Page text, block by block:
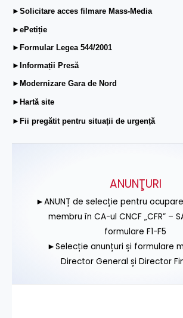
►Solicitare acces filmare Mass-Media
►ePetiție
►Formular Legea 544/2001
►Informații Presă
►Modernizare Gara de Nord
►Hartă site
►Fii pregătit pentru situații de urgență
ANUNŢURI
►ANUNȚ de selecție pentru
membru în CA-ul CNCF „CFR” –
formulare F1-F5
►Selecție anunțuri și formulare
Director General și Director